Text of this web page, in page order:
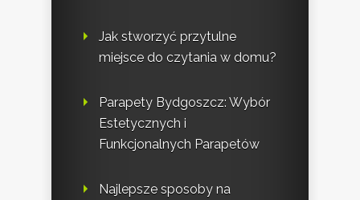
Jak stworzyć przytulne
miejsce do czytania w domu?
Parapety Bydgoszcz: Wybór
Estetycznych i
Funkcjonalnych Parapetów
Najlepsze sposoby na